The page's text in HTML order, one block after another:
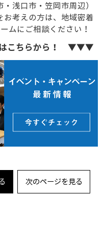
浅口市・笠岡市周辺）
お考えの方は、地域密着
ムにご相談ください！
こちらから！ ▼▼▼
次のページを見る